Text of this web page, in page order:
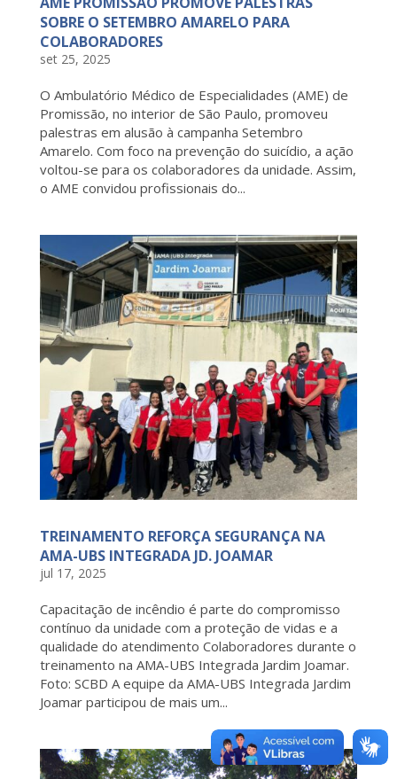
SOBRE O SETEMBRO AMARELO PARA
COLABORADORES
set 25, 2025
O Ambulatório Médico de Especialidades (AME) de
Promissão, no interior de São Paulo, promoveu
palestras em alusão à campanha Setembro
Amarelo. Com foco na prevenção do suicídio, a ação
voltou-se para os colaboradores da unidade. Assim,
o AME convidou profissionais do...
TREINAMENTO REFORÇA SEGURANÇA NA
AMA-UBS INTEGRADA JD. JOAMAR
jul 17, 2025
Capacitação de incêndio é parte do compromisso
contínuo da unidade com a proteção de vidas e a
qualidade do atendimento Colaboradores durante o
treinamento na AMA-UBS Integrada Jardim Joamar.
Foto: SCBD A equipe da AMA-UBS Integrada Jardim
Joamar participou de mais um...